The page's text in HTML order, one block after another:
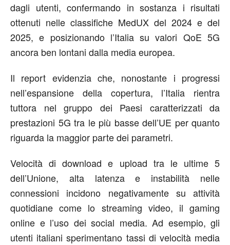
dagli utenti, confermando in sostanza i risultati
ottenuti nelle classifiche MedUX del 2024 e del
2025, e posizionando l’Italia su valori QoE 5G
ancora ben lontani dalla media europea.
Il report evidenzia che, nonostante i progressi
nell’espansione della copertura, l’Italia rientra
tuttora nel gruppo dei Paesi caratterizzati da
prestazioni 5G tra le più basse dell’UE per quanto
riguarda la maggior parte dei parametri.
Velocità di download e upload tra le ultime 5
dell’Unione, alta latenza e instabilità nelle
connessioni incidono negativamente su attività
quotidiane come lo streaming video, il gaming
online e l’uso dei social media. Ad esempio, gli
utenti italiani sperimentano tassi di velocità media